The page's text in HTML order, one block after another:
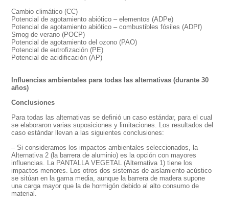
Cambio climático (CC)
Potencial de agotamiento abiótico – elementos (ADPe)
Potencial de agotamiento abiótico – combustibles fósiles (ADPf)
Smog de verano (POCP)
Potencial de agotamiento del ozono (PAO)
Potencial de eutrofización (PE)
Potencial de acidificación (AP)
Influencias ambientales para todas las alternativas(durante 30
años)
Conclusiones
Para todas las alternativas se definió un caso estándar, para el cual
seelaboraron varias suposiciones y limitaciones. Los resultados del
caso estándar llevan a las siguientes conclusiones:
– Si consideramos los impactos ambientales seleccionados, la
Alternativa 2 (la barrera de aluminio) es la opción con mayores
influencias. La PANTALLA VEGETAL (Alternativa 1) tiene los
impactos menores. Los otros dos sistemas de aislamiento acústico
se sitúan en la gama media, aunque la barrera de madera supone
una carga mayor que la de hormigón debido al alto consumo de
material.